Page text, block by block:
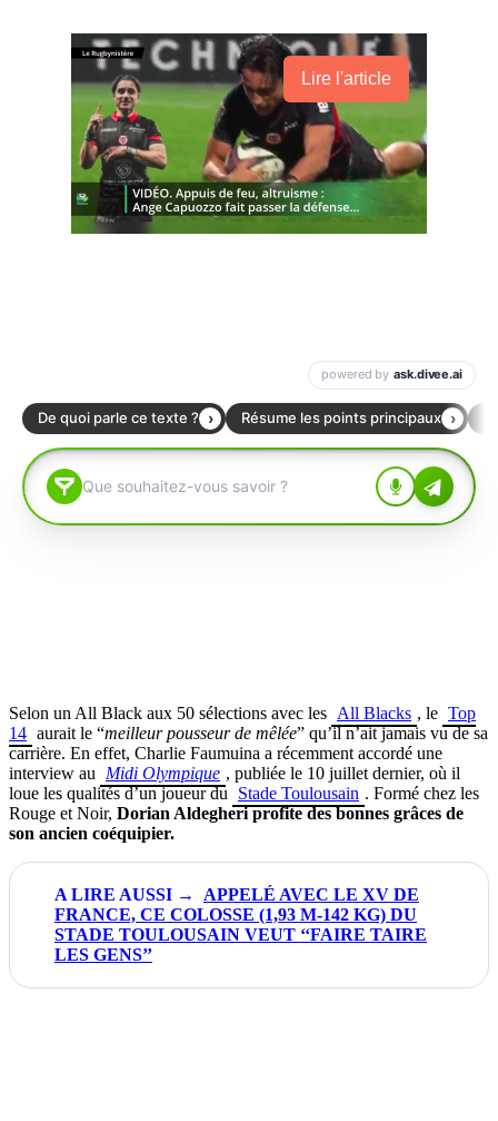
Lire l'article
Selon un All Black aux 50 sélections avec les All Blacks , le Top
14 aurait le “meilleur pousseur de mêlée” qu’il n’ait jamais vu de sa
carrière. En effet, Charlie Faumuina a récemment accordé une
interview au
Midi Olympique , publiée le 10 juillet dernier, où il
loue les qualités d’un joueur du
Stade Toulousain . Formé chez les
Rouge et Noir, Dorian Aldegheri profite des bonnes grâces de
son ancien coéquipier.
APPELÉ AVEC LE XV DE
FRANCE, CE COLOSSE (1,93 M-142 KG) DU
STADE TOULOUSAIN VEUT ‘‘FAIRE TAIRE
LES GENS’’